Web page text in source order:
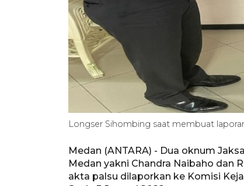
Longser Sihombing saat membuat
Medan (ANTARA) - Dua oknum
Medan yakni Chandra Naibaho dan
akta palsu dilaporkan ke Komisi